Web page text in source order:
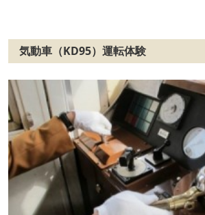
気動車（KD95）運転体験